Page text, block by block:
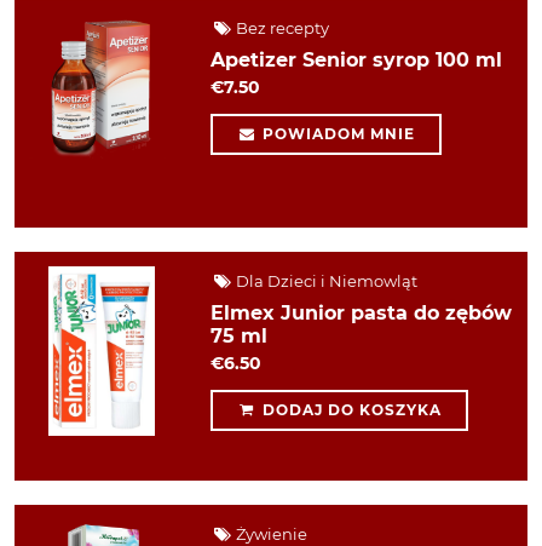
Bez recepty
Apetizer Senior syrop 100 ml
€7.50
POWIADOM MNIE
Dla Dzieci i Niemowląt
Elmex Junior pasta do zębów
75 ml
€6.50
DODAJ DO KOSZYKA
Żywienie